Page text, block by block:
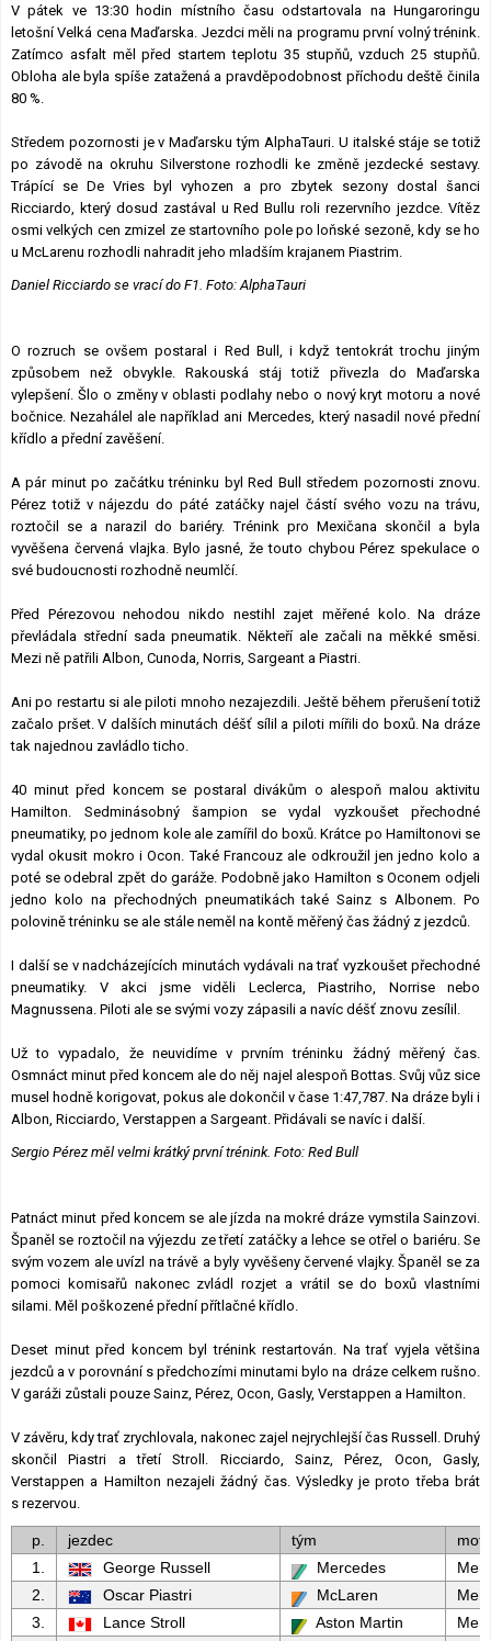
V pátek ve 13:30 hodin místního času odstartovala na Hungaroringu
letošní Velká cena Maďarska. Jezdci měli na programu první volný trénink.
Zatímco asfalt měl před startem teplotu 35 stupňů, vzduch 25 stupňů.
Obloha ale byla spíše zatažená a pravděpodobnost příchodu deště činila
80 %.
Středem pozornosti je v Maďarsku tým AlphaTauri. U italské stáje se totiž
po závodě na okruhu Silverstone rozhodli ke změně jezdecké sestavy.
Trápící se De Vries byl vyhozen a pro zbytek sezony dostal šanci
Ricciardo, který dosud zastával u Red Bullu roli rezervního jezdce. Vítěz
osmi velkých cen zmizel ze startovního pole po loňské sezoně, kdy se ho
u McLarenu rozhodli nahradit jeho mladším krajanem Piastrim.
Daniel Ricciardo se vrací do F1. Foto: AlphaTauri
O rozruch se ovšem postaral i Red Bull, i když tentokrát trochu jiným
způsobem než obvykle. Rakouská stáj totiž přivezla do Maďarska
vylepšení. Šlo o změny v oblasti podlahy nebo o nový kryt motoru a nové
bočnice. Nezahálel ale například ani Mercedes, který nasadil nové přední
křídlo a přední zavěšení.
A pár minut po začátku tréninku byl Red Bull středem pozornosti znovu.
Pérez totiž v nájezdu do páté zatáčky najel částí svého vozu na trávu,
roztočil se a narazil do bariéry. Trénink pro Mexičana skončil a byla
vyvěšena červená vlajka. Bylo jasné, že touto chybou Pérez spekulace o
své budoucnosti rozhodně neumlčí.
Před Pérezovou nehodou nikdo nestihl zajet měřené kolo. Na dráze
převládala střední sada pneumatik. Někteří ale začali na měkké směsi.
Mezi ně patřili Albon, Cunoda, Norris, Sargeant a Piastri.
Ani po restartu si ale piloti mnoho nezajezdili. Ještě během přerušení totiž
začalo pršet. V dalších minutách déšť sílil a piloti mířili do boxů. Na dráze
tak najednou zavládlo ticho.
40 minut před koncem se postaral divákům o alespoň malou aktivitu
Hamilton. Sedminásobný šampion se vydal vyzkoušet přechodné
pneumatiky, po jednom kole ale zamířil do boxů. Krátce po Hamiltonovi se
vydal okusit mokro i Ocon. Také Francouz ale odkroužil jen jedno kolo a
poté se odebral zpět do garáže. Podobně jako Hamilton s Oconem odjeli
jedno kolo na přechodných pneumatikách také Sainz s Albonem. Po
polovině tréninku se ale stále neměl na kontě měřený čas žádný z jezdců.
I další se v nadcházejících minutách vydávali na trať vyzkoušet přechodné
pneumatiky. V akci jsme viděli Leclerca, Piastriho, Norrise nebo
Magnussena. Piloti ale se svými vozy zápasili a navíc déšť znovu zesílil.
Už to vypadalo, že neuvidíme v prvním tréninku žádný měřený čas.
Osmnáct minut před koncem ale do něj najel alespoň Bottas. Svůj vůz sice
musel hodně korigovat, pokus ale dokončil v čase 1:47,787. Na dráze byli i
Albon, Ricciardo, Verstappen a Sargeant. Přidávali se navíc i další.
Sergio Pérez měl velmi krátký první trénink. Foto: Red Bull
Patnáct minut před koncem se ale jízda na mokré dráze vymstila Sainzovi.
Španěl se roztočil na výjezdu ze třetí zatáčky a lehce se otřel o bariéru. Se
svým vozem ale uvízl na trávě a byly vyvěšeny červené vlajky. Španěl se za
pomoci komisařů nakonec zvládl rozjet a vrátil se do boxů vlastními
silami. Měl poškozené přední přítlačné křídlo.
Deset minut před koncem byl trénink restartován. Na trať vyjela většina
jezdců a v porovnání s předchozími minutami bylo na dráze celkem rušno.
V garáži zůstali pouze Sainz, Pérez, Ocon, Gasly, Verstappen a Hamilton.
V závěru, kdy trať zrychlovala, nakonec zajel nejrychlejší čas Russell. Druhý
skončil Piastri a třetí Stroll. Ricciardo, Sainz, Pérez, Ocon, Gasly,
Verstappen a Hamilton nezajeli žádný čas. Výsledky je proto třeba brát
s rezervou.
p. jezdec tým
1.
George Russell Mercedes
2.
Oscar Piastri McLaren
3.
Lance Stroll Aston Martin